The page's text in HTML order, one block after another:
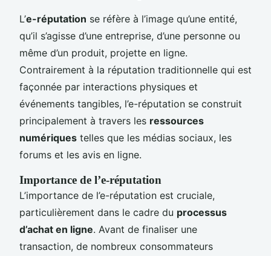
L’e-réputation se réfère à l’image qu’une entité,
qu’il s’agisse d’une entreprise, d’une personne ou
même d’un produit, projette en ligne.
Contrairement à la réputation traditionnelle qui est
façonnée par interactions physiques et
événements tangibles, l’e-réputation se construit
principalement à travers les ressources
numériques telles que les médias sociaux, les
forums et les avis en ligne.
Importance de l’e-réputation
L’importance de l’e-réputation est cruciale,
particulièrement dans le cadre du processus
d’achat en ligne. Avant de finaliser une
transaction, de nombreux consommateurs